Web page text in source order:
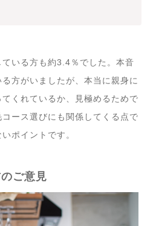
いる方も約3.4％でした。本音
方がいましたが、本当に親身に
くれているか、見極めるためで
ース選びにも関係してくる点で
ポイントです。
ご意見